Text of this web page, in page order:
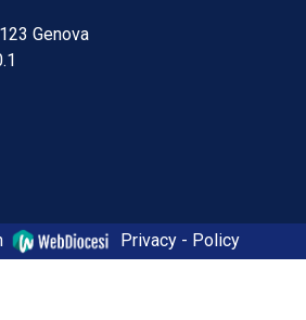
Genova
Privacy - Policy